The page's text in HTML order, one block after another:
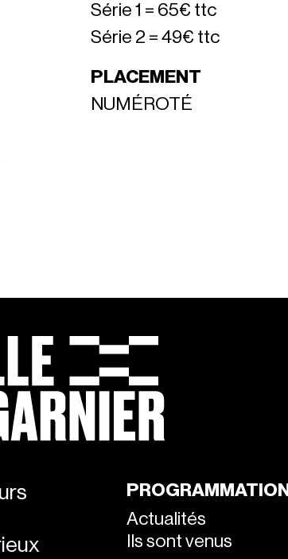
Série 1 = 65€ ttc
Série 2 = 49€ ttc
PLACEMENT
NUMÉROTÉ
PROGRAMMATION
Actualités
Ils sont venus